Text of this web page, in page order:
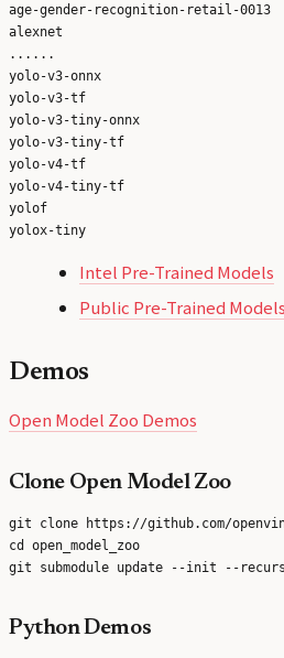
age-gender-recognition-retail-0013
alexnet
......
yolo-v3-onnx
yolo-v3-tf
yolo-v3-tiny-onnx
yolo-v3-tiny-tf
yolo-v4-tf
yolo-v4-tiny-tf
yolof
Intel Pre-Trained Models
Public Pre-Trained Models
Demos
Open Model Zoo Demos
Clone Open Model Zoo
git clone https://github.com/
cd open_model_zoo
Python Demos